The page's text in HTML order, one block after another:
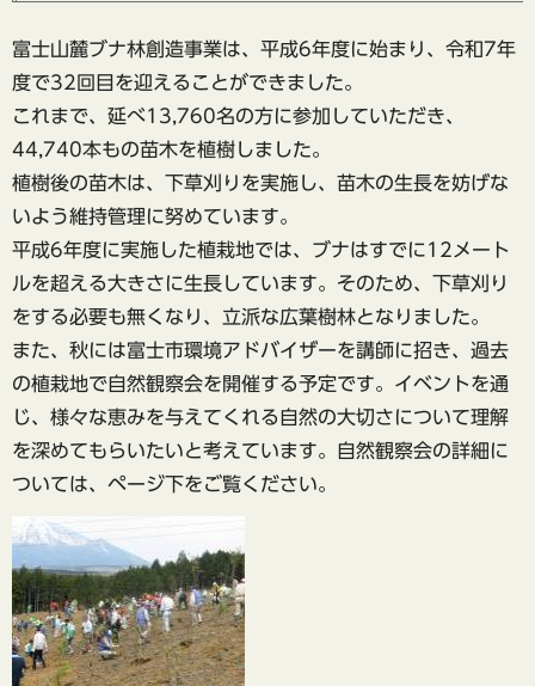
富士山麓ブナ林創造事業は、平成6年度に始まり、令和7年
度で32回目を迎えることができました。
これまで、延べ13,760名の方に参加していただき、
44,740本もの苗木を植樹しました。
植樹後の苗木は、下草刈りを実施し、苗木の生長を妨げな
いよう維持管理に努めています。
平成6年度に実施した植栽地では、ブナはすでに12メート
ルを超える大きさに生長しています。そのため、下草刈り
をする必要も無くなり、立派な広葉樹林となりました。
また、秋には富士市環境アドバイザーを講師に招き、過去
の植栽地で自然観察会を開催する予定です。イベントを通
じ、様々な恵みを与えてくれる自然の大切さについて理解
を深めてもらいたいと考えています。自然観察会の詳細に
ついては、ページ下をご覧ください。